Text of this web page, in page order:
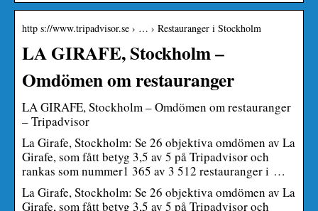
http s://www.tripadvisor.se › … › Restauranger i Stockholm
LA GIRAFE, Stockholm –
Omdömen om restauranger
LA GIRAFE, Stockholm – Omdömen om restauranger
– Tripadvisor
La Girafe, Stockholm: Se 26 objektiva omdömen av La
Girafe, som fått betyg 3,5 av 5 på Tripadvisor och
rankas som nummer1 365 av 3 512 restauranger i …
La Girafe, Stockholm: Se 26 objektiva omdömen av La
Girafe, som fått betyg 3,5 av 5 på Tripadvisor och